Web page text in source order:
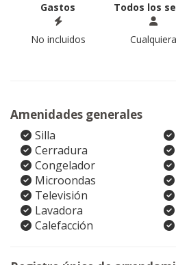
Gastos
No incluidos
Todos los
Cualquiera
Amenidades generales
Silla
Cerradura
Congelador
Microondas
Televisión
Lavadora
Calefacción